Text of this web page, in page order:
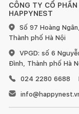
CÔNG TY CỔ
HAPPYNEST
Số 97 Hoàng
Thành phố Hà Nội
VPGD: số 6
Đình, Thành phố Hà
024 2280 6688